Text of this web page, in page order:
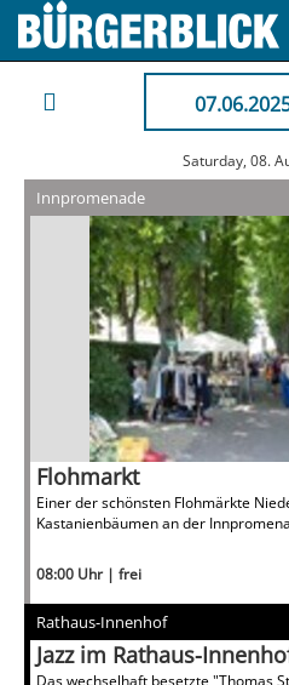
Saturday, 08.
Innpromenade
Flohmarkt
Einer der schönsten Flohmärkte
Kastanienbäumen an der
08:00 Uhr | frei
Rathaus-Innenhof
Jazz im Rathaus-
Das wechselhaft besetzte "Thomas